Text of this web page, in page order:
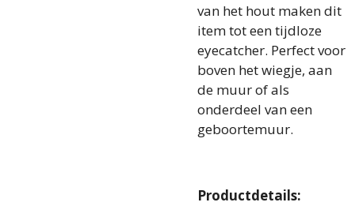
van het hout maken dit
item tot een tijdloze
eyecatcher. Perfect voor
boven het wiegje, aan
de muur of als
onderdeel van een
geboortemuur.
Productdetails: